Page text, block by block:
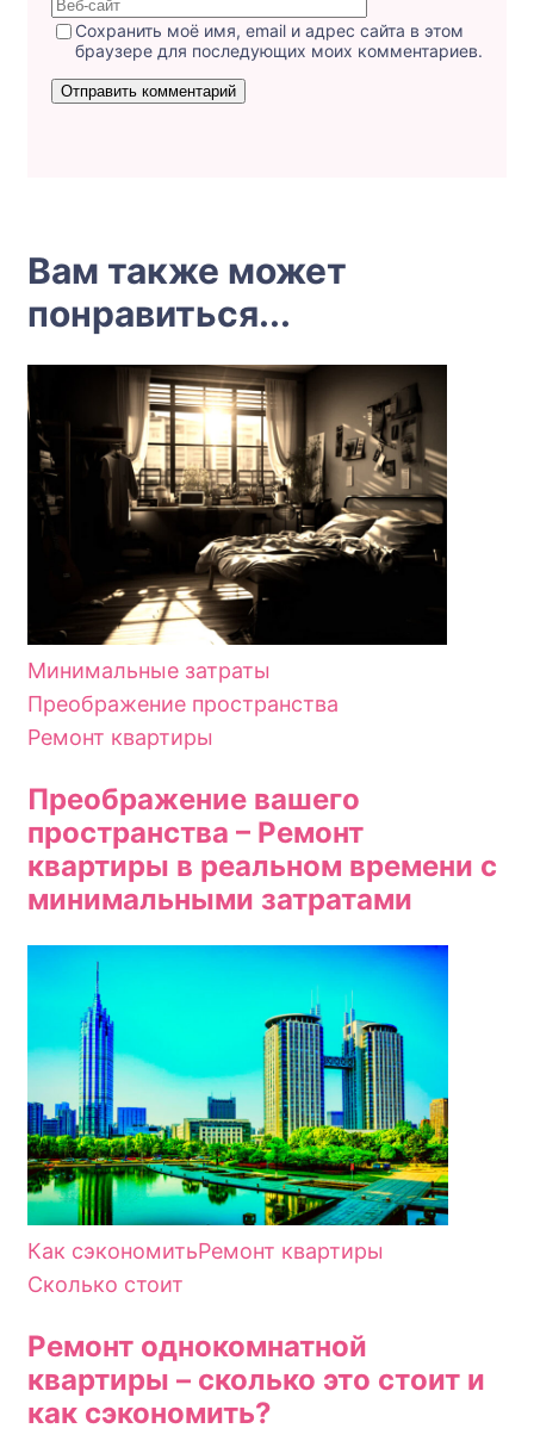
Сохранить моё имя, email и адрес сайта в этом
браузере для последующих моих комментариев.
Вам также может
понравиться...
Минимальные затраты
Преображение пространства
Ремонт квартиры
Преображение вашего
пространства – Ремонт
квартиры в реальном времени с
минимальными затратами
Как сэкономитьРемонт квартиры
Сколько стоит
Ремонт однокомнатной
квартиры – сколько это стоит и
как сэкономить?